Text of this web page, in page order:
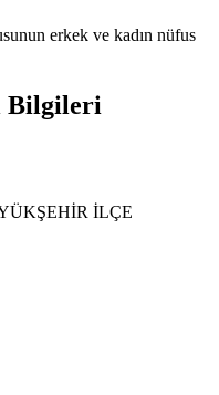
erkek ve kadın nüfus
Bilgileri
İLÇE